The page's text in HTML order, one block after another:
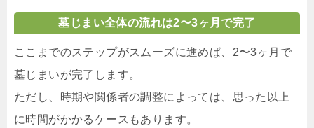
墓じまい全体の流れは2〜3ヶ月で完了
ここまでのステップがスムーズに進めば、2〜3ヶ月で
墓じまいが完了します。
ただし、時期や関係者の調整によっては、思った以上
に時間がかかるケースもあります。